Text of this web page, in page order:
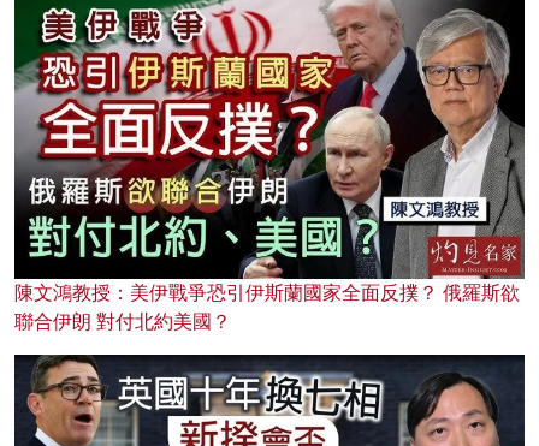
陳文鴻教授：美伊戰爭恐引伊斯蘭國家全面反撲？ 俄羅斯欲
聯合伊朗 對付北約美國？